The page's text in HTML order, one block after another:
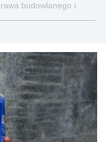
budowlanego i